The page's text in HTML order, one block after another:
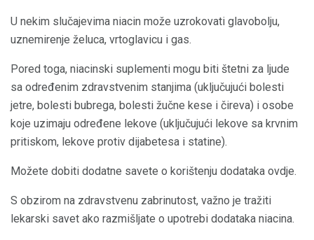
U nekim slučajevima niacin može uzrokovati glavobolju,
uznemirenje želuca, vrtoglavicu i gas.
Pored toga, niacinski suplementi mogu biti štetni za ljude
sa određenim zdravstvenim stanjima (uključujući bolesti
jetre, bolesti bubrega, bolesti žučne kese i čireva) i osobe
koje uzimaju određene lekove (uključujući lekove sa krvnim
pritiskom, lekove protiv dijabetesa i statine).
Možete dobiti dodatne savete o korištenju dodataka ovdje.
S obzirom na zdravstvenu zabrinutost, važno je tražiti
lekarski savet ako razmišljate o upotrebi dodataka niacina.